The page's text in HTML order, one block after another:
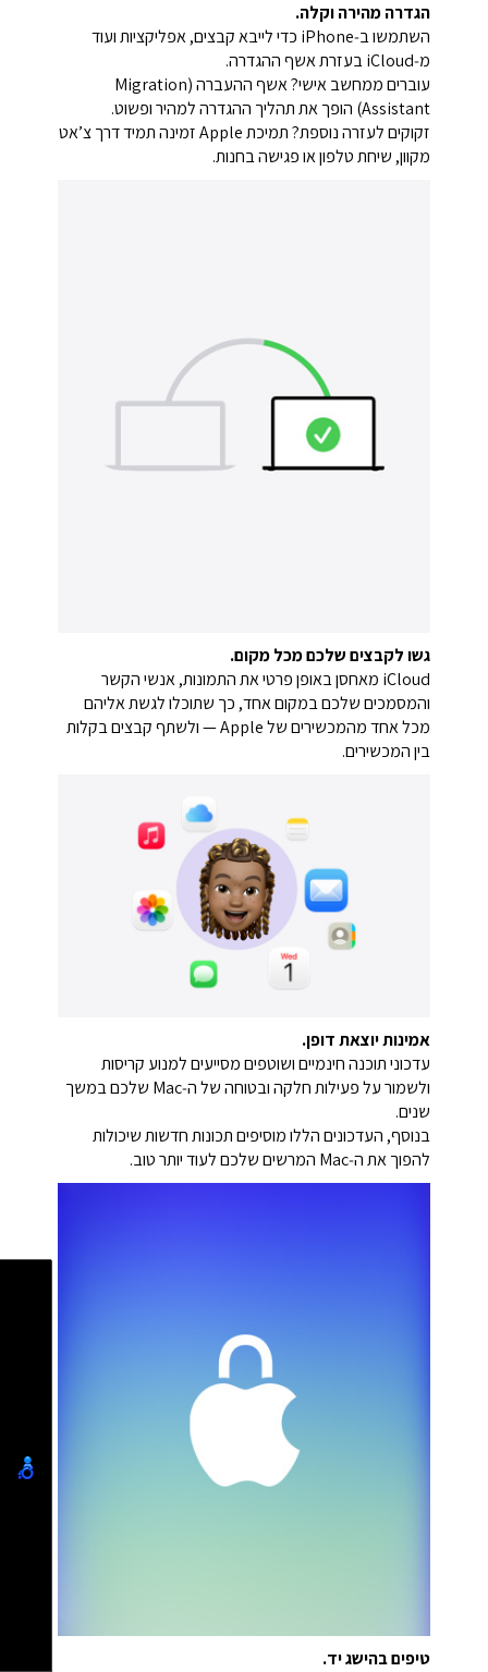
הגדרה מהירה וקלה.
השתמשו ב‑iPhone כדי לייבא קבצים, אפליקציות ועוד
מ‑iCloud בעזרת אשף ההגדרה.
עוברים ממחשב אישי? אשף ההעברה (Migration
Assistant) הופך את תהליך ההגדרה למהיר ופשוט.
זקוקים לעזרה נוספת? תמיכת Apple זמינה תמיד דרך צ’אט
מקוון, שיחת טלפון או פגישה בחנות.
גשו לקבצים שלכם מכל מקום.
‏iCloud מאחסן באופן פרטי את התמונות, אנשי הקשר
והמסמכים שלכם במקום אחד, כך שתוכלו לגשת אליהם
מכל אחד מהמכשירים של Apple — ולשתף קבצים בקלות
בין המכשירים.
אמינות יוצאת דופן.
עדכוני תוכנה חינמיים ושוטפים מסייעים למנוע קריסות
ולשמור על פעילות חלקה ובטוחה של ה‑Mac שלכם במשך
שנים.
בנוסף, העדכונים הללו מוסיפים תכונות חדשות שיכולות
להפוך את ה‑Mac המרשים שלכם לעוד יותר טוב.
טיפים בהישג יד.